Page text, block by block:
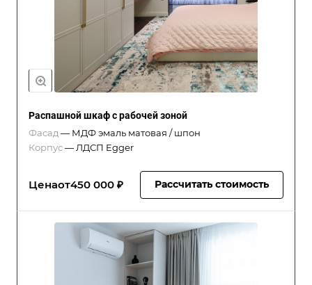
Распашной шкаф с рабочей зоной
Фасад — МДФ эмаль матовая / шпон
Корпус— ЛДСП Egger
Ценаот450 000 ₽ Рассчитать стоимость